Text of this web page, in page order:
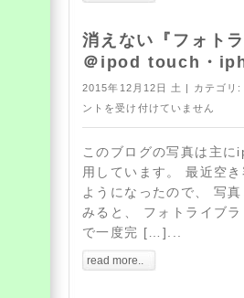
消えない『フォト
＠ipod touch・
2015年12月12日 土 | カテゴリ:
ントを受け付けていません
このブログの写真は主
用しています。 最近空
ようになったので、 写
みると、 フォトライブ
で一度完 […]...
read more..